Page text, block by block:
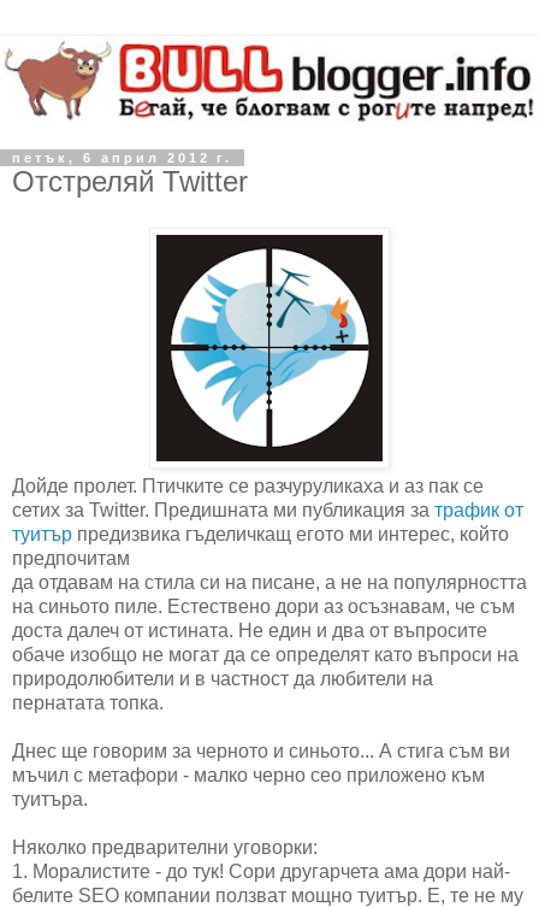
петък, 6 април 2012 г.
Отстреляй Twitter
Дойде пролет. Птичките се разчуруликаха и аз пак се
сетих за Twitter. Предишната ми публикация за трафик от
туитър предизвика гъделичкащ егото ми интерес, който
предпочитам
да отдавам на стила си на писане, а не на популярността
на синьото пиле. Естествено дори аз осъзнавам, че съм
доста далеч от истината. Не един и два от въпросите
обаче изобщо не могат да се определят като въпроси на
природолюбители и в частност да любители на
пернатата топка.
Днес ще говорим за черното и синьото... А стига съм ви
мъчил с метафори - малко черно сео приложено към
туитъра.
Няколко предварителни уговорки:
1. Моралистите - до тук! Сори другарчета ама дори най-
белите SEO компании ползват мощно туитър. Е, те не му